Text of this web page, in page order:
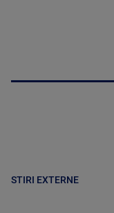
STIRI EXTERNE